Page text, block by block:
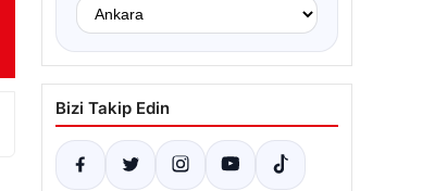
Bizi Takip Edin